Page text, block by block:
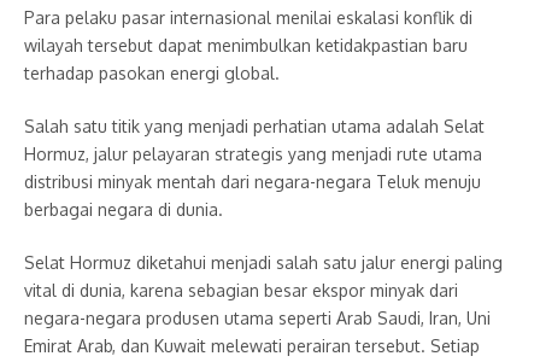
Para pelaku pasar internasional menilai eskalasi konflik di
wilayah tersebut dapat menimbulkan ketidakpastian baru
terhadap pasokan energi global.
Salah satu titik yang menjadi perhatian utama adalah Selat
Hormuz, jalur pelayaran strategis yang menjadi rute utama
distribusi minyak mentah dari negara-negara Teluk menuju
berbagai negara di dunia.
Selat Hormuz diketahui menjadi salah satu jalur energi paling
vital di dunia, karena sebagian besar ekspor minyak dari
negara-negara produsen utama seperti Arab Saudi, Iran, Uni
Emirat Arab, dan Kuwait melewati perairan tersebut. Setiap